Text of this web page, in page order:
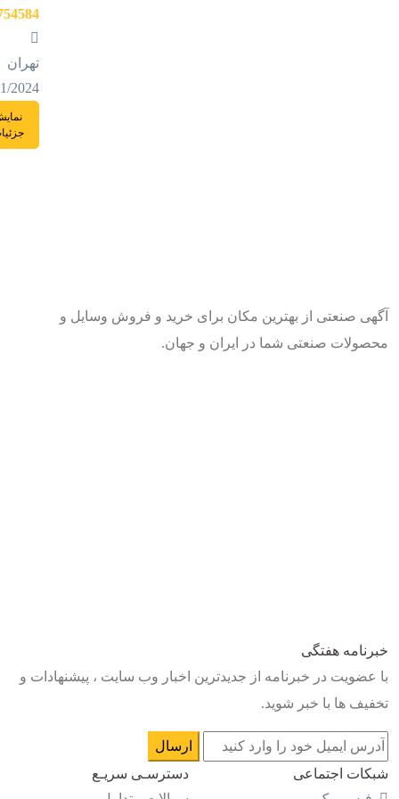
تهران
2024
آگهی صنعتی از بهترین مکان برای خرید و فروش وسایل و
محصولات صنعتی شما در ایران و جهان.
خبرنامه هفتگی
با عضویت در خبرنامه از جدیدترین اخبار وب سایت ، پیشنهادات و
تخفیف ها با خبر شوید.
شبکات اجتماعی
دسترسـی سریـع